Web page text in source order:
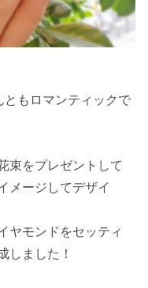
ともロマンティックで
束をプレゼントして
メージしてデザイ
ヤモンドをセッティ
しました！